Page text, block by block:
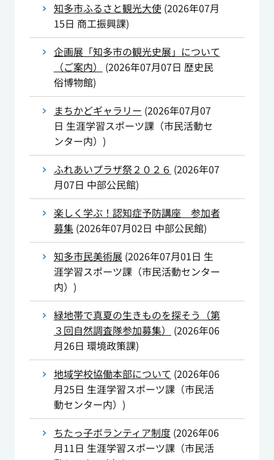
知多市ふるさと観光大使(2026年07月
15日 商工振興課)
企画展「知多市の観光史展」について
（ご案内）
(2026年07月07日 歴史民
俗博物館)
まちかどギャラリー (2026年07月07
日 生涯学習スポーツ課（市民活動セ
ンター内） )
ふれあいプラザ祭２０２６ (2026年07
月07日 中部公民館)
楽しく学ぶ！認知症予防講座 参加者
募集(2026年07月02日 中部公民館)
知多市民美術展(2026年07月01日 生
涯学習スポーツ課（市民活動センター
内） )
緑地帯で真夏の生きものを探そう（第
３回自然調査隊参加募集）
(2026年06
月26日 環境政策課)
地域学校協働本部について (2026年06
月25日 生涯学習スポーツ課（市民活
動センター内） )
ちたっ子ボランティア制度 (2026年06
月11日 生涯学習スポーツ課（市民活